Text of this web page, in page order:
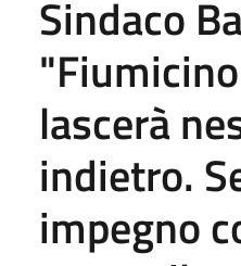
Sindaco
lascerà
indietro.
impegno